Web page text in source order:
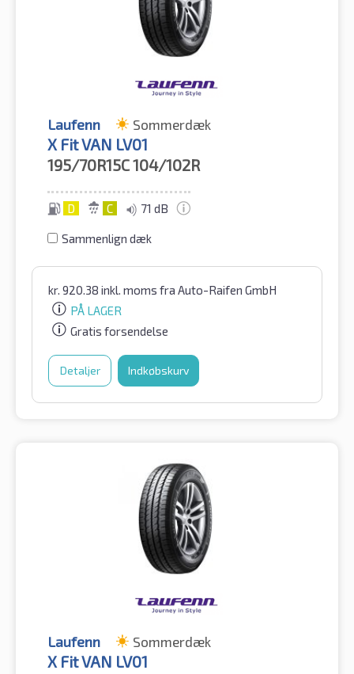
Laufenn Sommerdæk
X Fit VAN LV01
195/70R15C104/102R
D C 71 dB
Sammenlign dæk
kr. 920.38 inkl. moms fra Auto-Raifen GmbH
PÅ LAGER
Gratis forsendelse
Detaljer Indkøbskurv
Laufenn Sommerdæk
X Fit VAN LV01